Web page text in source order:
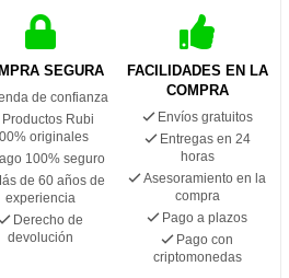
SEGURA
de confianza
Productos Rubi
originales
100% seguro
de 60 años de
experiencia
Derecho de
devolución
FACILIDADES EN LA
COMPRA
Envíos gratuitos
Entregas en 24
horas
Asesoramiento en la
compra
Pago a plazos
Pago con
criptomonedas